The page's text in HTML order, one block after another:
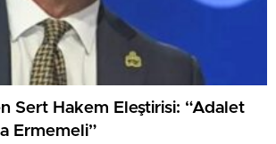
Sert Hakem Eleştirisi: “Adalet
Ermemeli”